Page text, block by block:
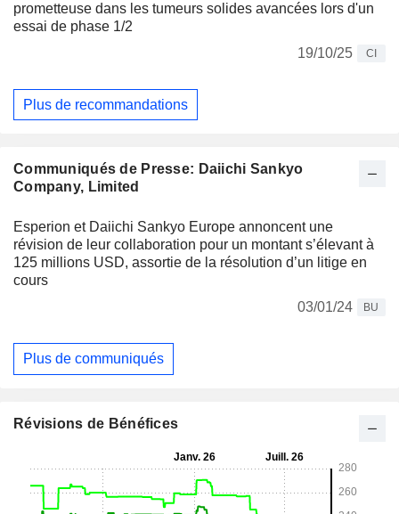
prometteuse dans les tumeurs solides avancées lors d'un
essai de phase 1/2
19/10/25
CI
Plus de recommandations
Communiqués de Presse: Daiichi Sankyo
Company, Limited
Esperion et Daiichi Sankyo Europe annoncent une
révision de leur collaboration pour un montant s’élevant à
125 millions USD, assortie de la résolution d’un litige en
cours
03/01/24
BU
Plus de communiqués
Révisions de Bénéfices